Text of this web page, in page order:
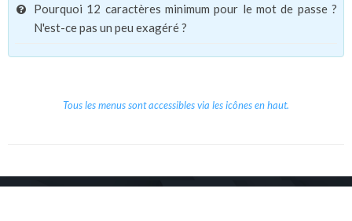
Pourquoi 12 caractères minimum pour le mot de passe ?
N'est-ce pas un peu exagéré ?
Tous les menus sont accessibles via les icônes en haut.